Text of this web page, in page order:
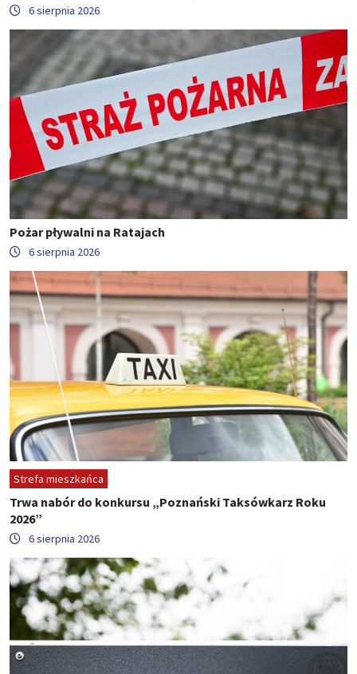
6 sierpnia 2026
Pożar pływalni na Ratajach
6 sierpnia 2026
Strefa mieszkańca
Trwa nabór do konkursu „Poznański Taksówkarz Roku
2026”
6 sierpnia 2026